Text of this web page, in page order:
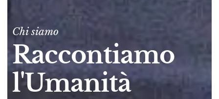
Chi siamo
Raccontiamo
l'Umanità